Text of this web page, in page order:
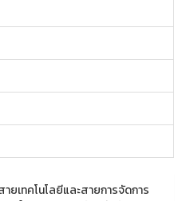
ายเทคโนโลยีและสายการจัดการ